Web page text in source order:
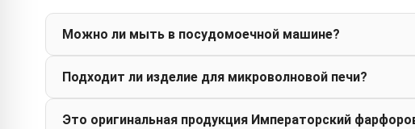
Можно ли мыть в посудомоечной машине?
Подходит ли изделие для микроволновой печи?
Это оригинальная продукция Императорский